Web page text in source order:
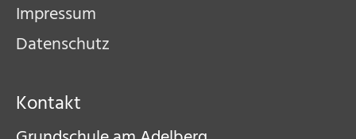
Impressum
Datenschutz
Kontakt